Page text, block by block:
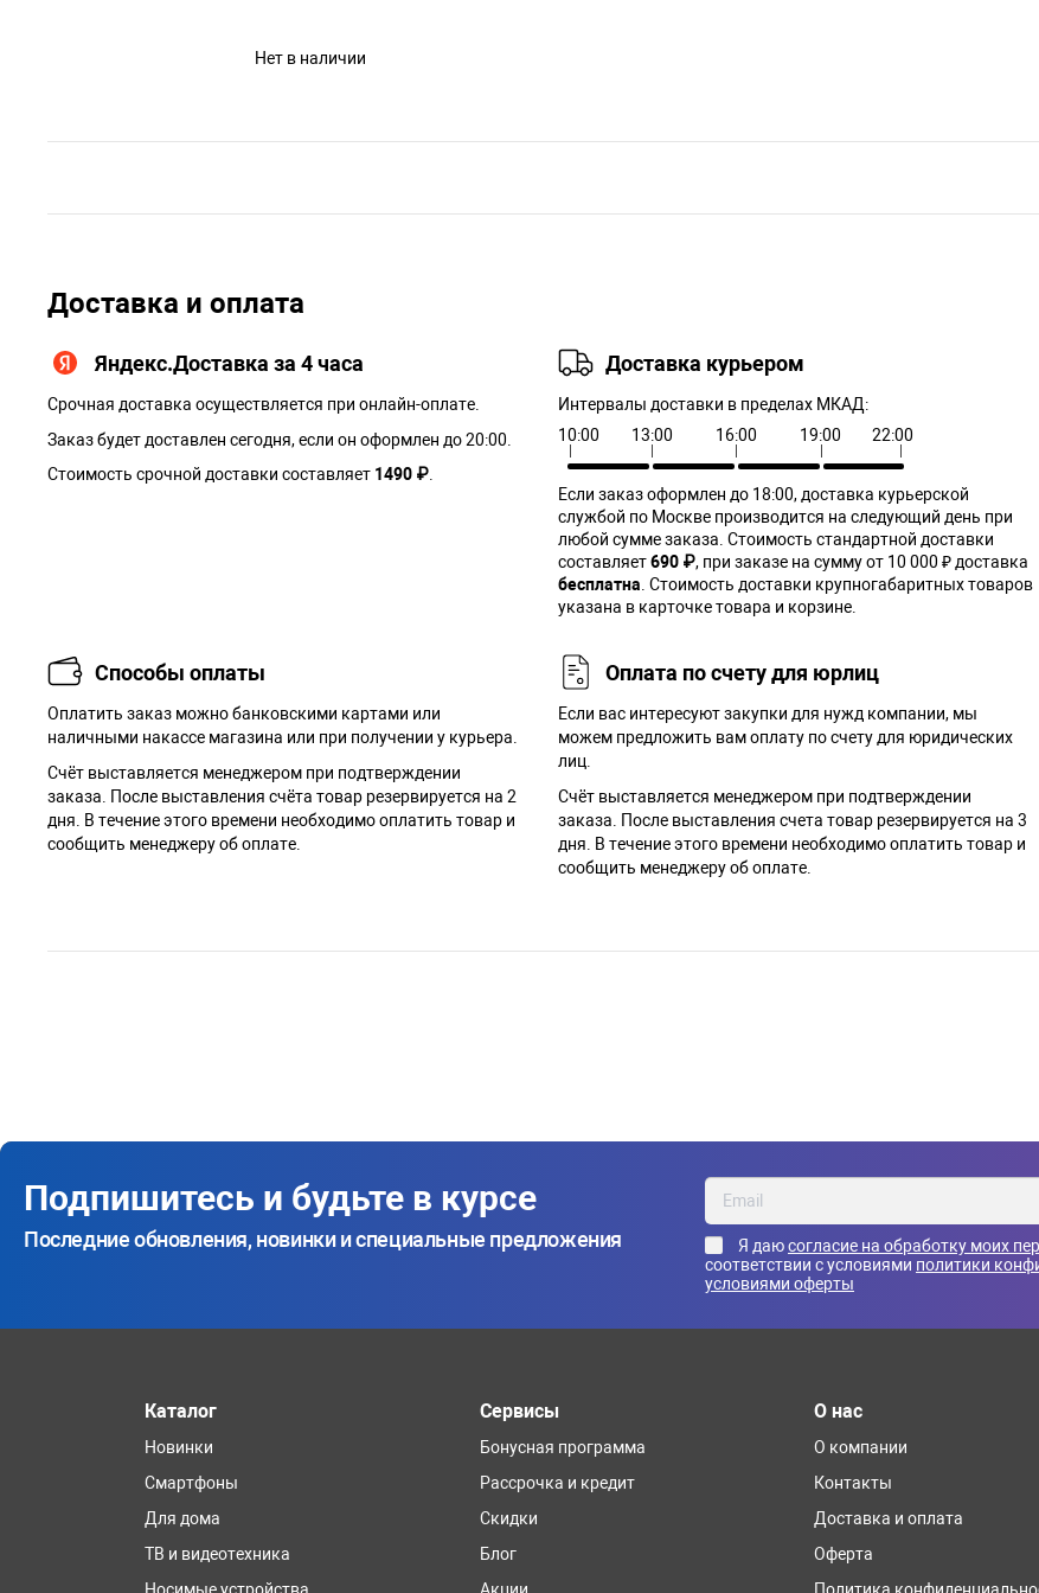
Нет в наличии
Доставка и оплата
Яндекс.Доставка за 4 часа
Срочная доставка осуществляется при онлайн-оплате.
Заказ будет доставлен сегодня, если он оформлен до 20:00.
Стоимость срочной доставки составляет 1490 ₽
Доставка курьером
Интервалы доставки в пределах МКАД:
10:00
13:00 16:00 19:00 22:00
Если заказ оформлен до 18:00, доставка курьерской
службой по Москве производится на следующий день при
любой сумме заказа. Cтоимость стандартной доставки
составляет690 ₽, при заказе на сумму от 10 000 ₽ доставка
бесплатна . Стоимость доставки крупногабаритных товаров
указана в карточке товара и корзине.
Способы оплаты
Оплатить заказ можно банковскими картами или
наличными накассе магазина или при получении у курьера.
Cчёт выставляется менеджером при подтверждении
заказа. После выставления счёта товар резервируется на 2
дня. В течение этого времени необходимо оплатить товар и
сообщить менеджеру об оплате.
Оплата по счету для юрлиц
Если вас интересуют закупки для нужд компании, мы
можем предложить вам оплату по счету для юридических
лиц.
Счёт выставляется менеджером при подтверждении
заказа. После выставления счета товар резервируется на 3
дня. В течение этого времени необходимо оплатить товар и
сообщить менеджеру об оплате.
Подпишитесь и будьте в курсе
Последние обновления, новинки и специальные предложения Я даюсогласие на обработку моих
соответствии с условиями политики
условиями оферты
Каталог
Новинки
Смартфоны
Для дома
ТВ и видеотехника
Сервисы
Бонусная программа
Рассрочка и кредит
Скидки
Блог
О нас
О компании
Контакты
Доставка и оплата
Оферта